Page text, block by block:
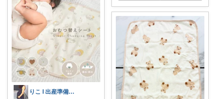
りこ I 出産準備中👶(11/1予定)